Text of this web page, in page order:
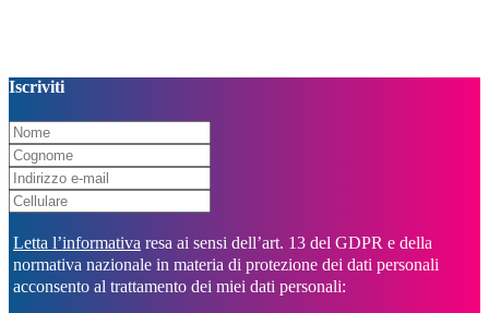
Iscriviti
Letta l’informativa resa ai sensi dell’art. 13 del GDPR e della
normativa nazionale in materia di protezione dei dati personali
acconsento al trattamento dei miei dati personali: